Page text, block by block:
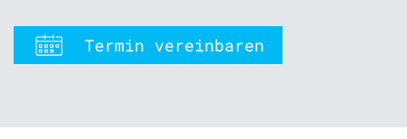
Termin vereinbaren